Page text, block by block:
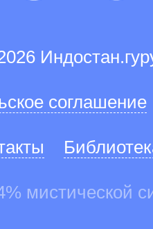
соглашение
мистической